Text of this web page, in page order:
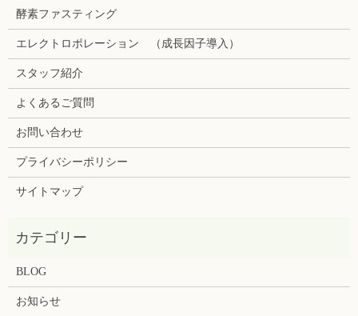
酵素ファスティング
エレクトロポレーション （成長因子導入）
スタッフ紹介
よくあるご質問
お問い合わせ
プライバシーポリシー
サイトマップ
BLOG
お知らせ